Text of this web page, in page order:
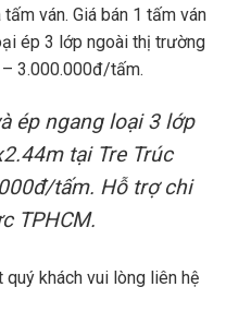
ván. Giá bán 1 tấm ván
ép 3 lớp ngoài thị trường
3.000.000đ/tấm.
ép ngang loại 3 lớp
tại Tre Trúc
tấm. Hỗ trợ chi
TPHCM.
khách vui lòng liên hệ